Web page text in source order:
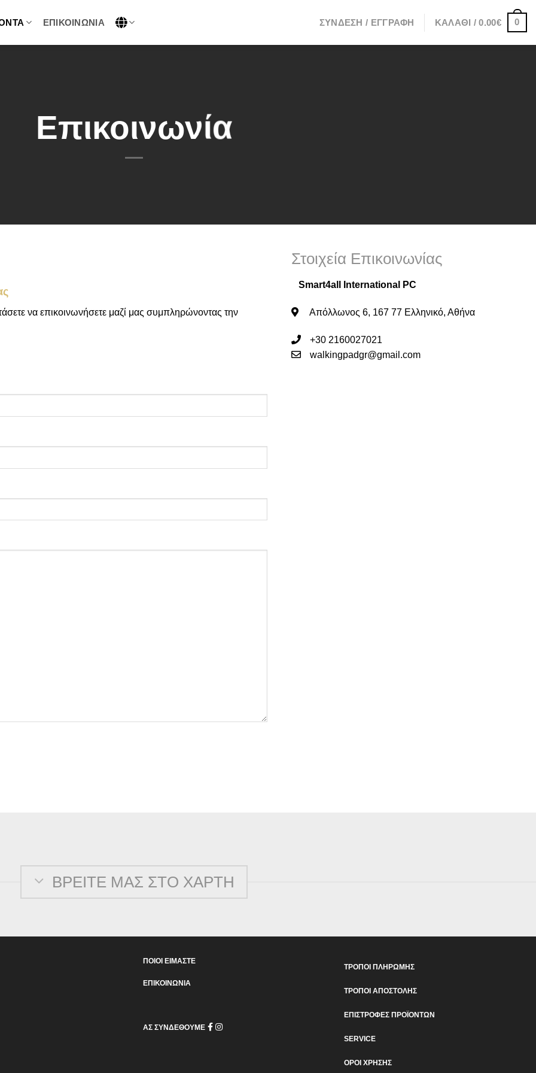
ΕΠΙΚΟΙΝΩΝΊΑ ΣΎΝΔΕΣΗ / ΕΓΓΡΑΦΉ ΚΑΛΆΘΙ /0.00€ 0
Επικοινωνία
να επικοινωνήσετε μαζί μας συμπληρώνοντας την
Στοιχεία Επικοινωνίας
Smart4all International PC
Απόλλωνος 6, 167 77 Ελληνικό, Αθήνα
+30 2160027021
walkingpadgr@gmail.com
ΒΡΕΊΤΕ ΜΑΣ ΣΤΟ ΧΑΡΤΗ
ΠΟΙΟΙ ΕΙΜΑΣΤΕ
ΕΠΙΚΟΙΝΩΝΙΑ
ΑΣ ΣΥΝΔΕΘΟΥΜΕ
ΤΡΟΠΟΙ ΠΛΗΡΩΜΗΣ
ΤΡΟΠΟΙ ΑΠΟΣΤΟΛΗΣ
ΕΠΙΣΤΡΟΦΕΣ ΠΡΟΪΟΝΤΩΝ
SERVICE
ΟΡΟΙ ΧΡΗΣΗΣ